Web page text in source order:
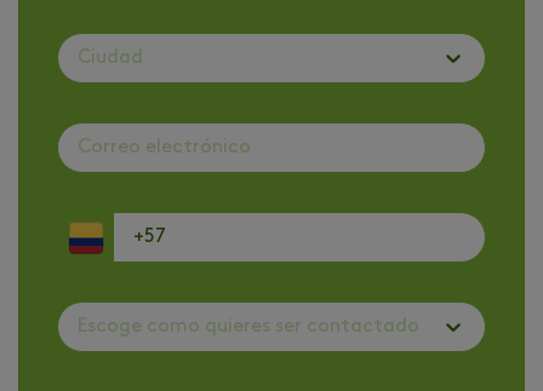
Ciudad
Escoge como quieres ser contactado